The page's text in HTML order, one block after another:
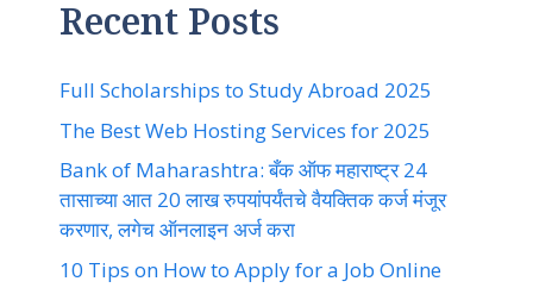
Recent Posts
Full Scholarships to Study Abroad 2025
The Best Web Hosting Services for 2025
Bank of Maharashtra: बँक ऑफ महाराष्ट्र 24
तासाच्या आत 20 लाख रुपयांपर्यंतचे वैयक्तिक कर्ज मंजूर
करणार, लगेच ऑनलाइन अर्ज करा
10 Tips on How to Apply for a Job Online